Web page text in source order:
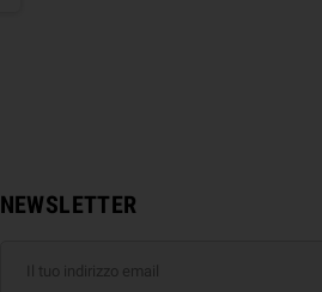
NEWSLETTER